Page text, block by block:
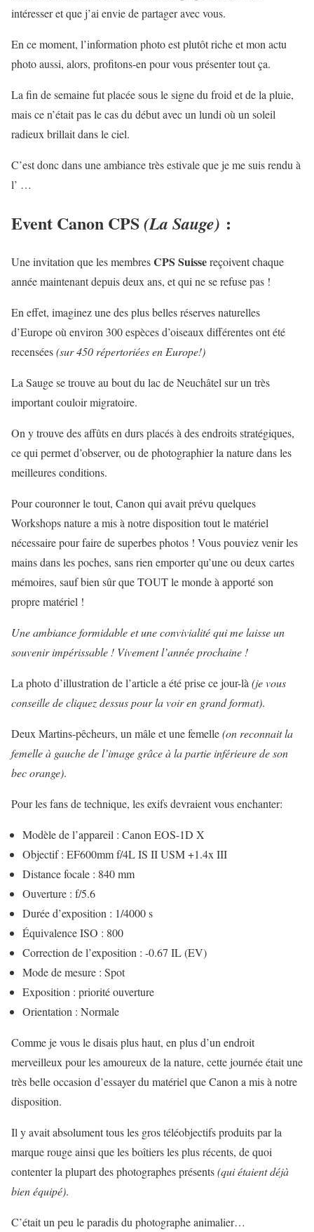
intéresser et que j’ai envie de partager avec vous.
En ce moment, l’information photo est plutôt riche et mon actu
photo aussi, alors, profitons-en pour vous présenter tout ça.
La fin de semaine fut placée sous le signe du froid et de la pluie,
mais ce n’était pas le cas du début avec un lundi où un soleil
radieux brillait dans le ciel.
C’est donc dans une ambiance très estivale que je me suis rendu à
l’ …
Event Canon CPS(La Sauge) :
Une invitation que les membresCPS Suissereçoivent chaque
année maintenant depuis deux ans, et qui ne se refuse pas !
En effet, imaginez une des plus belles réserves naturelles
d’Europe où environ 300 espèces d’oiseaux différentes ont été
recensées(sur 450 répertoriées en Europe!)
La Sauge se trouve au bout du lac de Neuchâtel sur un très
important couloir migratoire.
On y trouve des affûts en durs placés à des endroits stratégiques,
ce qui permet d’observer, ou de photographier la nature dans les
meilleures conditions.
Pour couronner le tout, Canon qui avait prévu quelques
Workshops nature a mis à notre disposition tout le matériel
nécessaire pour faire de superbes photos ! Vous pouviez venir les
mains dans les poches, sans rien emporter qu’une ou deux cartes
mémoires, sauf bien sûr que TOUT le monde à apporté son
propre matériel !
Une ambiance formidable et une convivialité qui me laisse un
souvenir impérissable ! Vivement l’année prochaine !
La photo d’illustration de l’article a été prise ce jour-là (je vous
conseille de cliquez dessus pour la voir en grand format).
Deux Martins-pêcheurs, un mâle et une femelle(on reconnait la
femelle à gauche de l’image grâce à la partie inférieure de son
bec orange).
Pour les fans de technique, les exifs devraient vous enchanter:
Modèle de l’appareil : Canon EOS-1D X
Objectif : EF600mm f/4L IS II USM +1.4x III
Distance focale : 840 mm
Ouverture : f/5.6
Durée d’exposition : 1/4000 s
Équivalence ISO : 800
Correction de l’exposition : -0.67 IL (EV)
Mode de mesure : Spot
Exposition : priorité ouverture
Orientation : Normale
Comme je vous le disais plus haut, en plus d’un endroit
merveilleux pour les amoureux de la nature, cette journée était une
très belle occasion d’essayer du matériel que Canon a mis à notre
disposition.
Il y avait absolument tous les gros téléobjectifs produits par la
marque rouge ainsi que les boîtiers les plus récents, de quoi
contenter la plupart des photographes présents(qui étaient déjà
bien équipé).
C’était un peu le paradis du photographe animalier…